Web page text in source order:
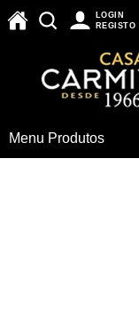
LOGIN
REGISTO
Menu Produtos